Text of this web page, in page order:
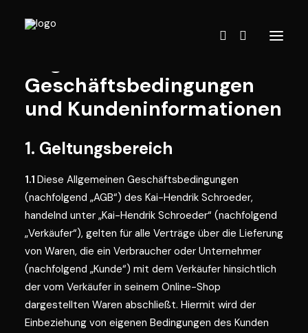
Shop
Geschäftsbedingungen
und Kundeninformationen
1. Geltungsbereich
1.1 Diese Allgemeinen Geschäftsbedingungen
(nachfolgend „AGB“) des Kai-Hendrik Schroeder,
handelnd unter „Kai-Hendrik Schroeder“ (nachfolgend
„Verkäufer“), gelten für alle Verträge über die Lieferung
von Waren, die ein Verbraucher oder Unternehmer
(nachfolgend „Kunde“) mit dem Verkäufer hinsichtlich
der vom Verkäufer in seinem Online-Shop
dargestellten Waren abschließt. Hiermit wird der
Einbeziehung von eigenen Bedingungen des Kunden